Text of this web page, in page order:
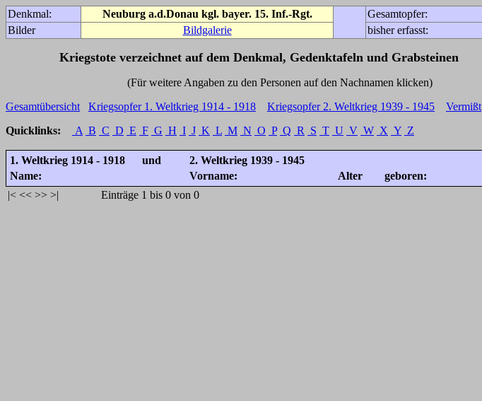
Denkmal: Neuburg a.d.Donau kgl. bayer. 15. Inf.-Rgt.
Gesamtopfer:
Bilder
Bildgalerie bisher erfasst:
Kriegstote verzeichnet auf dem Denkmal, Gedenktafeln und Grabsteinen
(Für weitere Angaben zu den Personen auf den Nachnamen klicken)
Gesamtübersicht
Kriegsopfer 1. Weltkrieg 1914 - 1918 Kriegsopfer 2. Weltkrieg 1939 - 1945
Vermißt
Quicklinks:
A B C D E F G H I J K L M N O P Q R S T U V W X Y Z
1. Weltkrieg 1914 - 1918 und
2. Weltkrieg 1939 - 1945
Name:
Vorname: Alter geboren:
|< << >> >| Einträge 1 bis 0 von 0